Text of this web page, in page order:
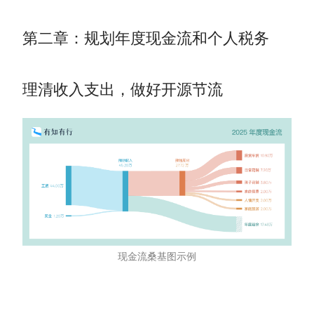
第二章：规划年度现金流和个人税务
理清收入支出，做好开源节流
现金流桑基图示例